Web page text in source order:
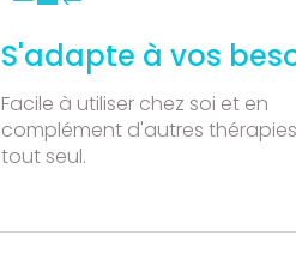
S'adapte à vos
Facile à utiliser chez soi et en
complément d'autres
tout seul.